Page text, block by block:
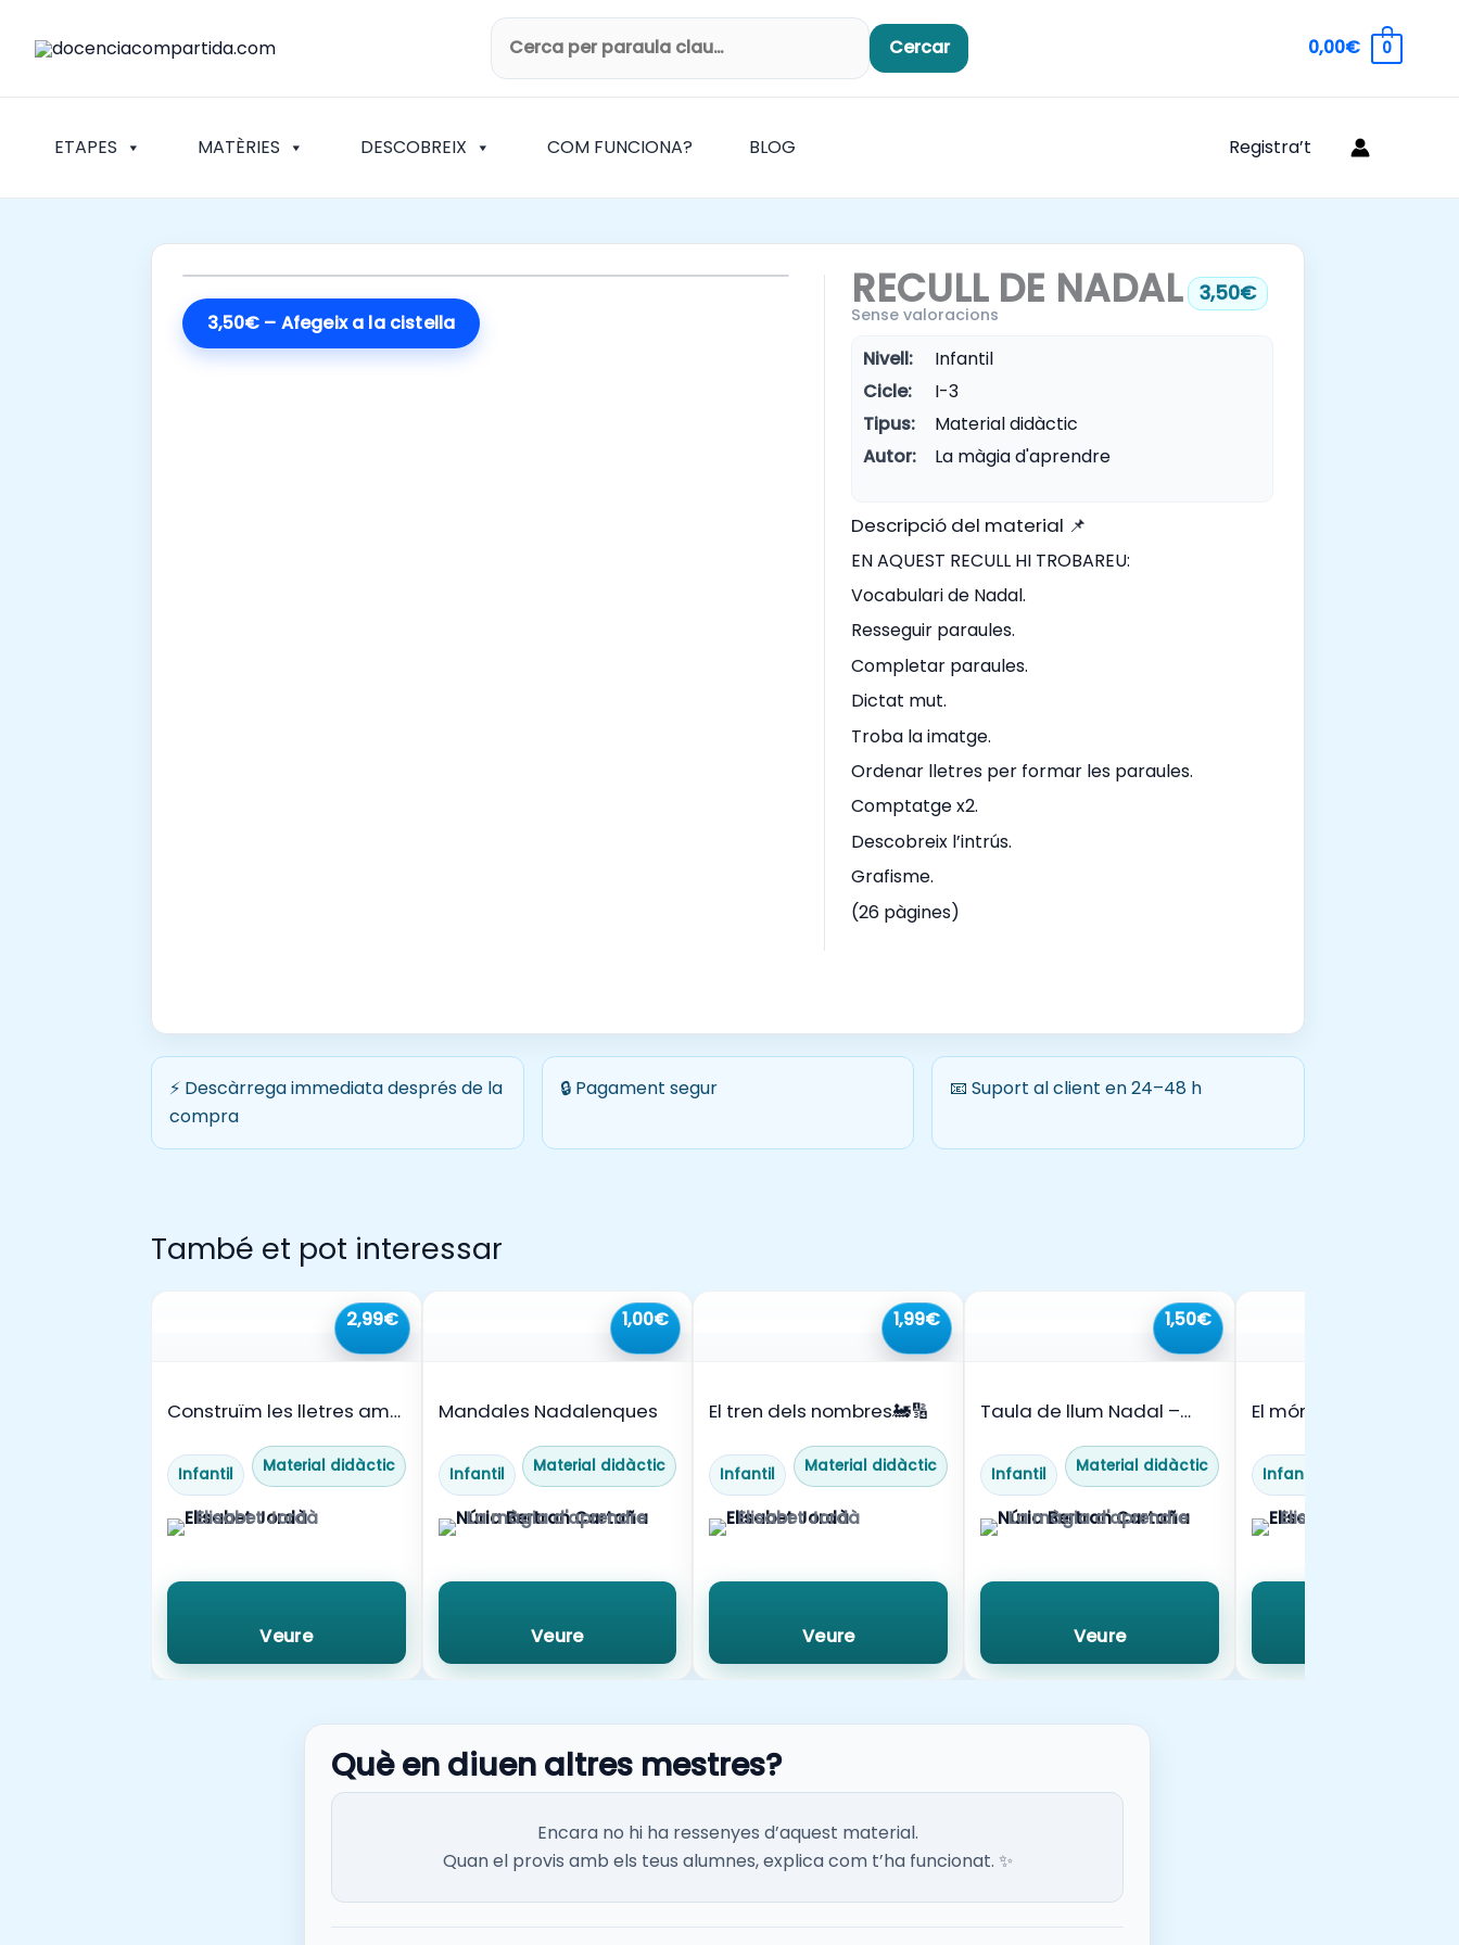
Cerca productes
Cercar 0,00€ 0
ETAPES MATÈRIES DESCOBREIX COM FUNCIONA? BLOG Registra’t
3,50€ – Afegeix a la cistella
RECULL DE NADAL 3,50€
Sense valoracions
Nivell:
Infantil
Cicle:
I-3
Tipus:
Material didàctic
Autor:
La màgia d'aprendre
Descripció del material 📌
EN AQUEST RECULL HI TROBAREU:
Vocabulari de Nadal.
Resseguir paraules.
Completar paraules.
Dictat mut.
Troba la imatge.
Ordenar lletres per formar les paraules.
Comptatge x2.
Descobreix l’intrús.
Grafisme.
(26 pàgines)
⚡ Descàrrega immediata després de la
compra
🔒 Pagament segur 📧 Suport al client en 24–48 h
També et pot interessar
2,99€
Construïm les lletres amb
Infantil Material didàctic
Elisabet Jordà
Veure
1,00€
Mandales Nadalenques
Infantil Material didàctic
La màgia d'aprendre
Veure
1,99€
El tren dels nombres🚂🔢
Infantil Material didàctic
Elisabet Jordà
Veure
1,50€
Taula de llum Nadal –
Infantil Material didàctic
La màgia d'aprendre
Veure
El món dels colors🌈
Infantil
Elisabet Jordà
Què en diuen altres mestres?
Encara no hi ha ressenyes d’aquest material.
Quan el provis amb els teus alumnes, explica com t’ha funcionat. ✨